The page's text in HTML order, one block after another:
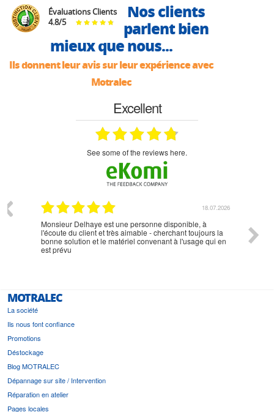
Évaluations Clients
4.8/5
Nos clients
parlent bien
mieux que nous...
Ils donnent leur avis sur leur expérience avec
Motralec
Excellent
see some of the reviews here.
18.07.2026
Monsieur Delhaye est une personne disponible, à
l'écoute du client et très aimable - cherchant toujours la
bonne solution et le matériel convenant à l'usage qui en
est prévu
MOTRALEC
La société
Ils nous font confiance
Promotions
Déstockage
Blog MOTRALEC
Dépannage sur site / Intervention
Réparation en atelier
Pages locales